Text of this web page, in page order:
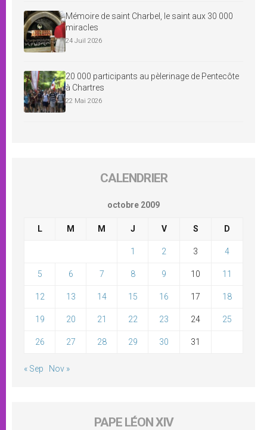
Mémoire de saint Charbel, le saint aux 30 000
miracles
24 Juil 2026
20 000 participants au pèlerinage de Pentecôte
à Chartres
22 Mai 2026
CALENDRIER
octobre 2009
L M M J V S D
1 2 3 4
5 6 7 8 9 10 11
12 13 14 15 16 17 18
19 20 21 22 23 24 25
26 27 28 29 30 31
« Sep Nov »
PAPE LÉON XIV